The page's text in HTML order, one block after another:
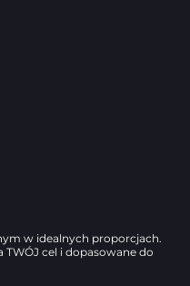
w idealnych proporcjach.
cel i dopasowane do